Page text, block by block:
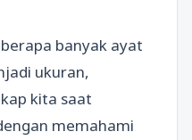
banyak ayat
ukuran,
kita saat
memahami